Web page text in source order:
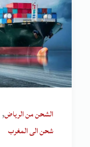
الشحن من الرياض,
شحن الى المغرب